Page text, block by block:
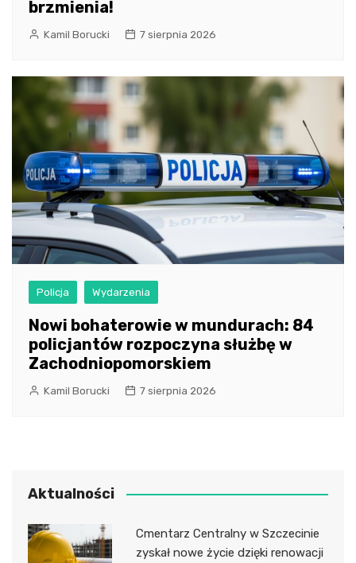
brzmienia!
Kamil Borucki 7 sierpnia 2026
Policja Wydarzenia
Nowi bohaterowie w mundurach: 84
policjantów rozpoczyna służbę w
Zachodniopomorskiem
Kamil Borucki 7 sierpnia 2026
Aktualności
Cmentarz Centralny w Szczecinie
zyskał nowe życie dzięki renowacji